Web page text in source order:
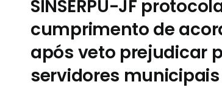
SINSERPU-JF
cumprimento de
após veto prejudicar
servidores municipais